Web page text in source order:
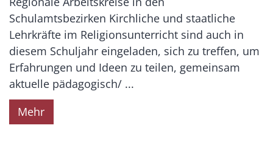
Schulamtsbezirken Kirchliche und staatliche
Lehrkräfte im Religionsunterricht sind auch in
diesem Schuljahr eingeladen, sich zu treffen, um
Erfahrungen und Ideen zu teilen, gemeinsam
aktuelle pädagogisch/ ...
Mehr